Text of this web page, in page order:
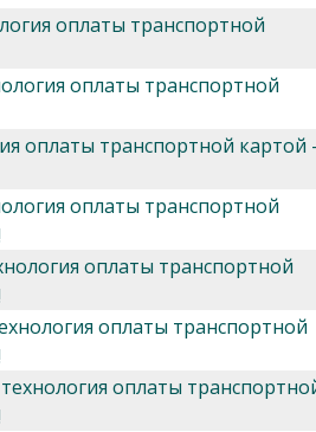
оплаты транспортной
оплаты транспортной
оплаты транспортной картой
оплаты транспортной
оплаты транспортной
оплаты транспортной
оплаты